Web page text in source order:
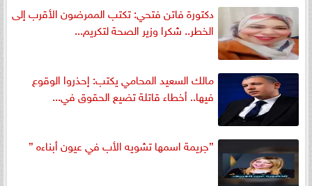
دكتورة فاتن فتحي: تكتب الممرضون الأقرب إلى
الخطر.. شكرا وزير الصحة لتكريم...
مالك السعيد المحامي يكتب: إحذروا الوقوع
فيها.. أخطاء قاتلة تضيع الحقوق في...
”جريمة اسمها تشويه الأب في عيون أبناءه ”